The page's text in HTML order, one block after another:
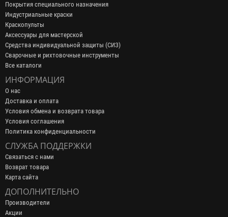
Покрытия специального назначения
Индустриальные краски
Краскопульты
Аксессуары для мастерской
Средства индивидуальной защиты (СИЗ)
Сварочные и рихтовочные инструменты
Все каталоги
ИНФОРМАЦИЯ
О нас
Доставка и оплата
Условия обмена и возврата товара
Условия соглашения
Политика конфиденциальности
СЛУЖБА ПОДДЕРЖКИ
Связаться с нами
Возврат товара
Карта сайта
ДОПОЛНИТЕЛЬНО
Производители
Акции